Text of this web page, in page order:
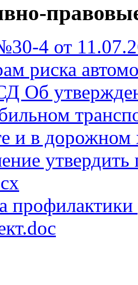
4 от
риска
Об
и в дорожном